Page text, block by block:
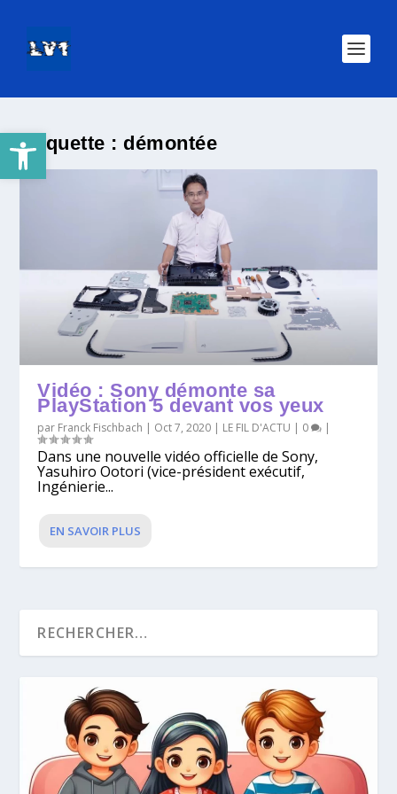
Ouvrir la barre d’outilsÉtiquette : démontée
Vidéo : Sony démonte sa
PlayStation 5 devant vos yeux
par Franck Fischbach | Oct 7, 2020 | LE FIL D'ACTU | 0 |
Dans une nouvelle vidéo officielle de Sony,
Yasuhiro Ootori (vice-président exécutif,
Ingénierie...
EN SAVOIR PLUS